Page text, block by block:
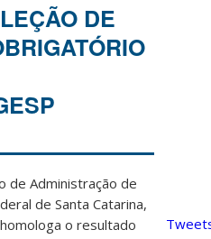
DE
de Administração de
de Santa Catarina,
o resultado